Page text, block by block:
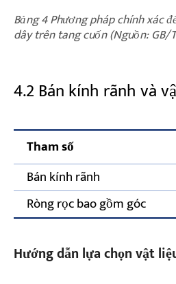
Bảng 4 Phương pháp chính xác
dây trên tang cuốn (Nguồn: GB/
4.2 Bán kính rãnh và
Tham số
Bán kính rãnh
Ròng rọc bao gồm góc
Hướng dẫn lựa chọn vật